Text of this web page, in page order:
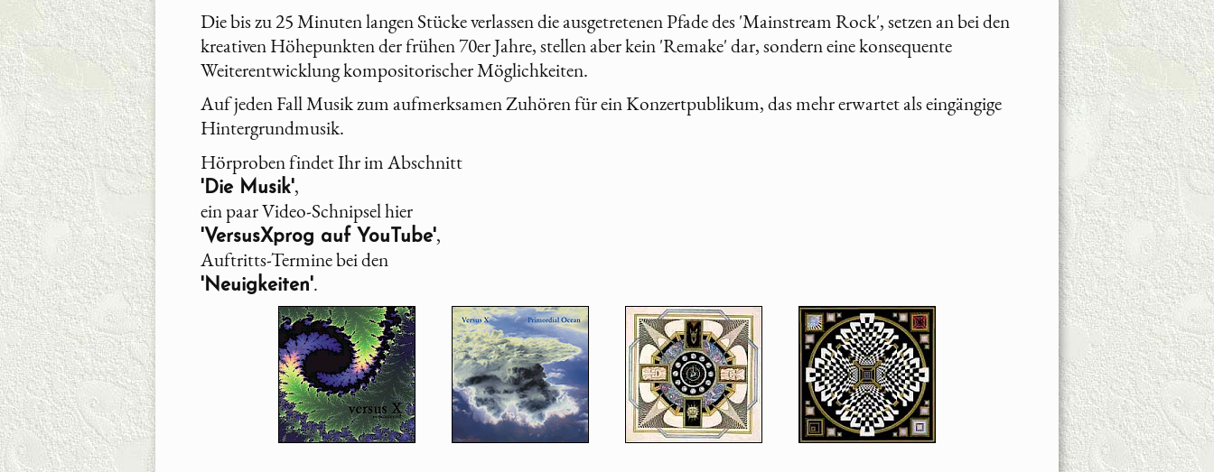
Die bis zu 25 Minuten langen Stücke verlassen die ausgetretenen Pfade des 'Mainstream Rock', setzen an bei den
kreativen Höhepunkten der frühen 70er Jahre, stellen aber kein 'Remake' dar, sondern eine konsequente
Weiterentwicklung kompositorischer Möglichkeiten.
Auf jeden Fall Musik zum aufmerksamen Zuhören für ein Konzertpublikum, das mehr erwartet als eingängige
Hintergrundmusik.
Hörproben findet Ihr im Abschnitt
'Die Musik',
ein paar Video-Schnipsel hier
'VersusXprog auf YouTube',
Auftritts-Termine bei den
'Neuigkeiten'.